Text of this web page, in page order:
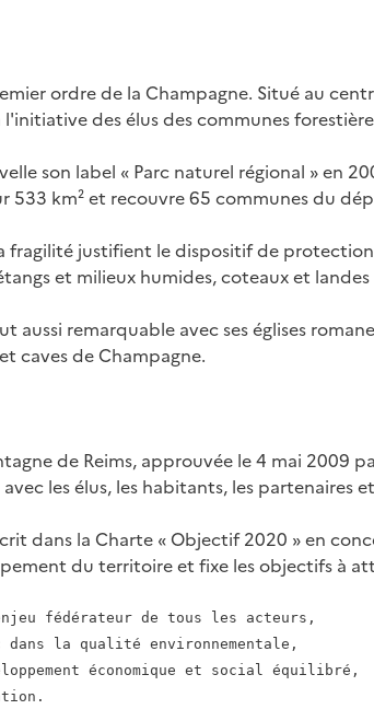
ordre de la Champagne. Situé au
l'initiative des élus des communes
son label « Parc naturel régional »
533 km² et recouvre 65 communes du
justifient le dispositif de
et milieux humides, coteaux et
remarquable avec ses églises
caves de Champagne.
de Reims, approuvée le 4 mai
les élus, les habitants, les partenaires
dans la Charte « Objectif 2020 » en
du territoire et fixe les objectifs à
fédérateur de tous les acteurs,
la qualité environnementale,
économique et social équilibré,